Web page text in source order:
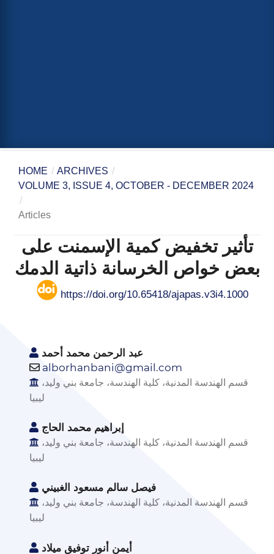
HOME / ARCHIVES /
VOLUME 3, ISSUE 4, OCTOBER - DECEMBER 2024
/
Articles
تأثير تخفيض كمية الإسمنت على
بعض خواص الخرسانة ذاتية الدمك
https://doi.org/10.65418/ajapas.v3i4.1000
عبد الرحمن محمد أحمد
alborhanbani@gmail.com
ليبيا
إبراهيم محمد الحاج
ليبيا
فيصل سالم مسعود الغبيني
ليبيا
أيمن أنور توفيق ميلاد